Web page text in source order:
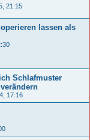
21:15
lassen als
Schlafmuster
17:16